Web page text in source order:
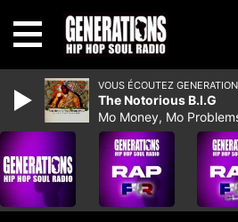
VOUS ÉCOUTEZ
The Notorious B.I.G
Mo Money, Mo